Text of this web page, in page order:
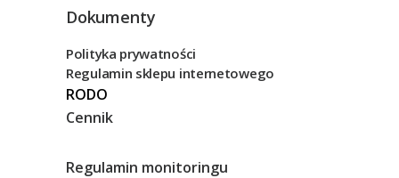
Dokumenty
Polityka prywatności
Regulamin sklepu internetowego
RODO
Cennik
Regulamin monitoringu